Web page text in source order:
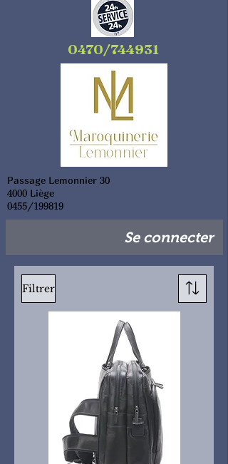
0470/744931
Passage Lemonnier 30
4000 Liège
0455/199819
Se connecter
Filtrer